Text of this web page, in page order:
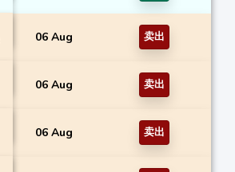
06 Aug 卖出
06 Aug 卖出
06 Aug 卖出